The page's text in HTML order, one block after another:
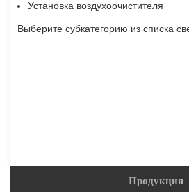
Установка воздухоочистителя
Выберите субкатегорию из списка
Продукция